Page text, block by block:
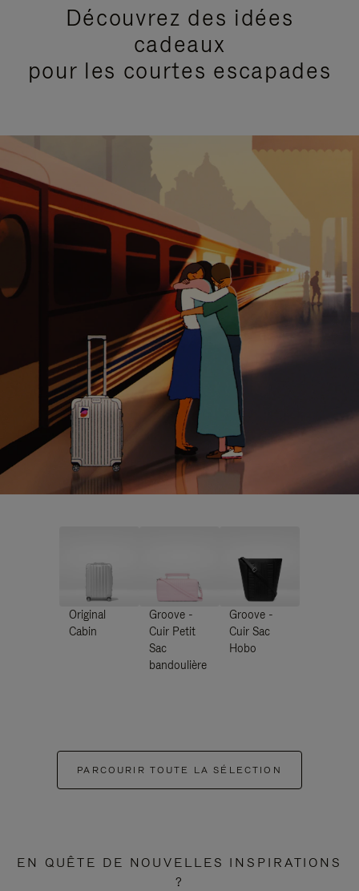
Découvrez des idées
cadeaux
pour les courtes escapades
Original
Cabin
Groove -
Cuir Petit
Sac
bandoulière
Groove -
Cuir Sac
Hobo
PARCOURIR TOUTE LA SÉLECTION
EN QUÊTE DE NOUVELLES INSPIRATIONS
?